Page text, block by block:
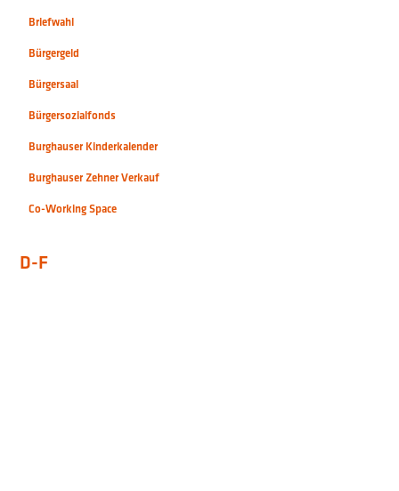
Briefwahl
Bürgergeld
Bürgersaal
Bürgersozialfonds
Burghauser Kinderkalender
Burghauser Zehner Verkauf
Co-Working Space
D-F